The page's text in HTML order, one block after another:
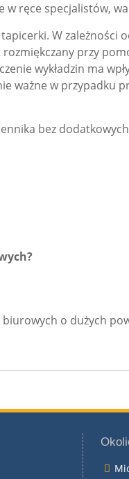
ręce specjalistów,
W
przy
wykładzin ma
ważne w przypadku
bez
o dużych